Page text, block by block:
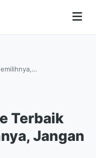
Terbaik
Jangan